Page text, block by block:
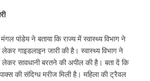
मंगल पांडेय ने बताया कि राज्य में स्वास्थ्य विभाग ने
गाइडलाइन जारी की है। स्वास्थ्य विभाग ने
सावधानी बरतने की अपील की है। बता दें कि
की संदिग्ध मरीज मिली है। महिला की ट्रैवल